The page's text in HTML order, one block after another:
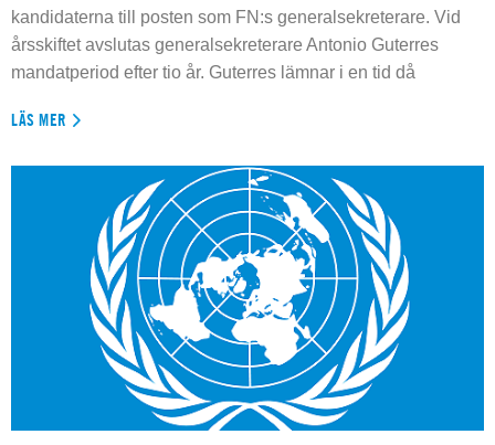
kandidaterna till posten som FN:s generalsekreterare. Vid
årsskiftet avslutas generalsekreterare Antonio Guterres
mandatperiod efter tio år. Guterres lämnar i en tid då
LÄS MER